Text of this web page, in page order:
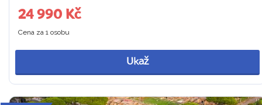
24 990 Kč
Cena za 1 osobu
Ukaž